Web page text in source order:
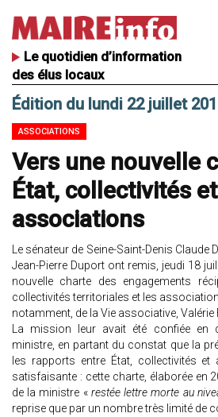
Le quotidien d’information
des élus locaux
Édition du lundi 22 juillet
ASSOCIATIONS
Vers une nouvelle
État, collectivités et
associations
Le sénateur de Seine-Saint-Denis Claude
Jean-Pierre Duport ont remis, jeudi 18
nouvelle charte des engagements
collectivités territoriales et les
notamment, de la Vie associative, Valérie
La mission leur avait été confiée en
ministre, en partant du constat que la
les rapports entre État, collectivités et
satisfaisante : cette charte, élaborée en
de la ministre «restée lettre morte au
reprise que par un nombre très limité de